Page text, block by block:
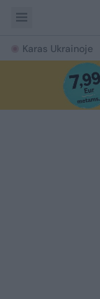
Karas Ukrainoje